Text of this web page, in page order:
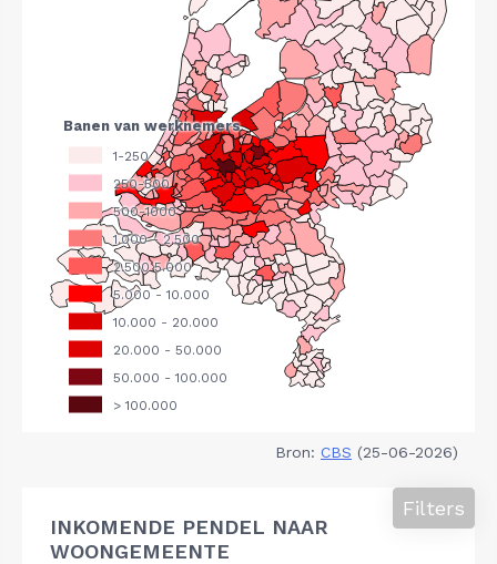
Bron: CBS (25-06-2026)
INKOMENDE PENDEL NAAR
WOONGEMEENTE
Filters